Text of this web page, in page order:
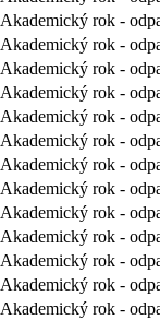
Akademický rok -
Akademický rok -
Akademický rok -
Akademický rok -
Akademický rok -
Akademický rok -
Akademický rok -
Akademický rok -
Akademický rok -
Akademický rok -
Akademický rok -
Akademický rok -
Akademický rok -